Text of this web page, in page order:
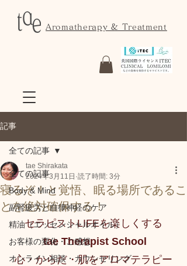
Aromatherapy & Treatment
記事
全ての記事
Body & Mind
副腎疲労と自律神経のケア
精油（エッセンシャルオイル）
お客様の変化・ご感想
オンライン相談・カウンセリング
全ての記事
寝るぞ！と覚悟、眠る場所であるこ
とを絶対確保する！
tae Shirakata
2024年3月11日 読了時間: 3分
セラピストLIFEを楽しくする
tae Therapist School
心・からだ・肌をアロマテラピー